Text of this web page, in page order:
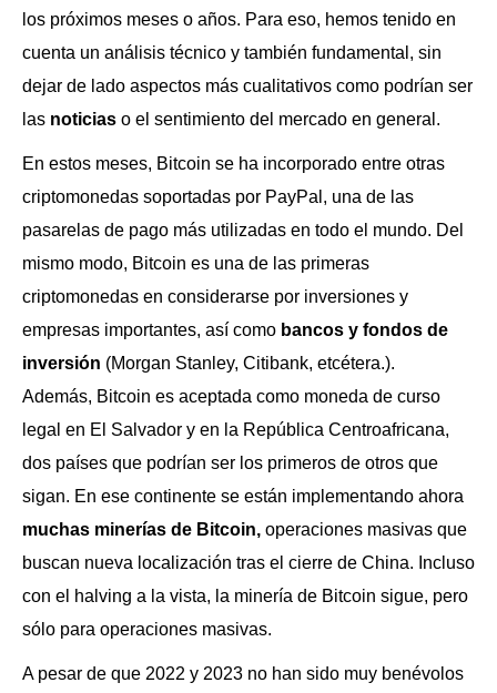
los próximos meses o años. Para eso, hemos tenido en
cuenta un análisis técnico y también fundamental, sin
dejar de lado aspectos más cualitativos como podrían ser
las noticias o el sentimiento del mercado en general.
En estos meses, Bitcoin se ha incorporado entre otras
criptomonedas soportadas por PayPal, una de las
pasarelas de pago más utilizadas en todo el mundo. Del
mismo modo, Bitcoin es una de las primeras
criptomonedas en considerarse por inversiones y
empresas importantes, así como bancos y fondos de
inversión (Morgan Stanley, Citibank, etcétera.).
Además, Bitcoin es aceptada como moneda de curso
legal en El Salvador y en la República Centroafricana,
dos países que podrían ser los primeros de otros que
sigan. En ese continente se están implementando ahora
muchas minerías de Bitcoin, operaciones masivas que
buscan nueva localización tras el cierre de China. Incluso
con el halving a la vista, la minería de Bitcoin sigue, pero
sólo para operaciones masivas.
A pesar de que 2022 y 2023 no han sido muy benévolos